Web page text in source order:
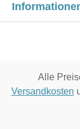
Alle
Versandkosten